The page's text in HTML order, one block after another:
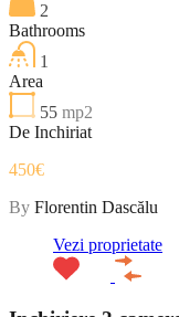
2
Bathrooms
1
Area
55 mp2
De Inchiriat
450€
By Florentin Dascălu
Vezi proprietate